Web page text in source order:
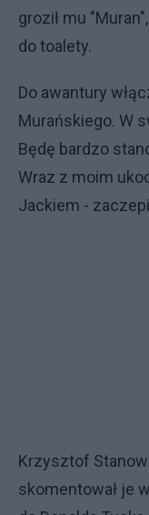
groził mu
do toalety.
Do awantury
Murańskiego. W
Będę bardzo
Wraz z moim
Jackiem -
Krzysztof
skomentował je